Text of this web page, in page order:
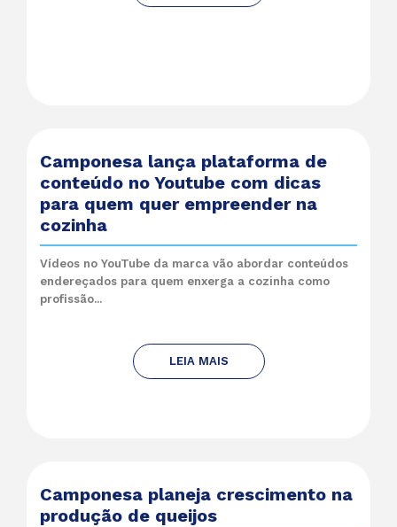
Camponesa lança plataforma de
conteúdo no Youtube com dicas
para quem quer empreender na
cozinha
Vídeos no YouTube da marca vão abordar conteúdos
endereçados para quem enxerga a cozinha como
profissão...
LEIA MAIS
Camponesa planeja crescimento na
produção de queijos